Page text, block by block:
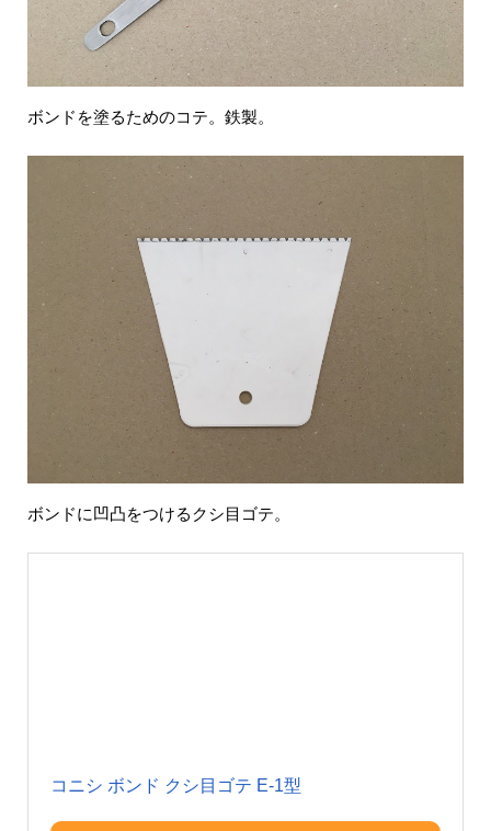
ボンドを塗るためのコテ。鉄製。
ボンドに凹凸をつけるクシ目ゴテ。
コニシ ボンド クシ目ゴテ E-1型